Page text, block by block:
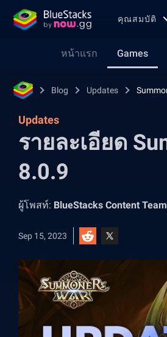
คุณสมบัติ
หน้าแรก Games
Blog Updates
Updates
รายละเอียด
8.0.9
ผู้โพสท์: BlueStacks Content Team
Sep 15, 2023